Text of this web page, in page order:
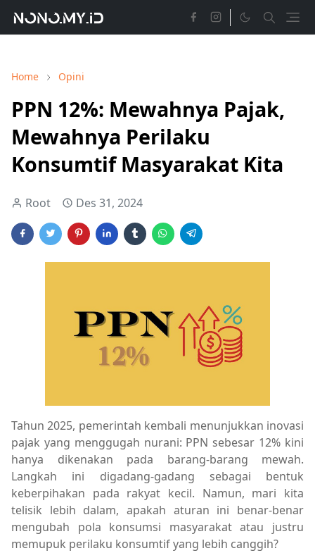
Home Opini
PPN 12%: Mewahnya Pajak,
Mewahnya Perilaku
Konsumtif Masyarakat Kita
Root Des 31, 2024
Tahun 2025, pemerintah kembali menunjukkan inovasi
pajak yang menggugah nurani: PPN sebesar 12% kini
hanya dikenakan pada barang-barang mewah.
Langkah ini digadang-gadang sebagai bentuk
keberpihakan pada rakyat kecil. Namun, mari kita
telisik lebih dalam, apakah aturan ini benar-benar
mengubah pola konsumsi masyarakat atau justru
memupuk perilaku konsumtif yang lebih canggih?